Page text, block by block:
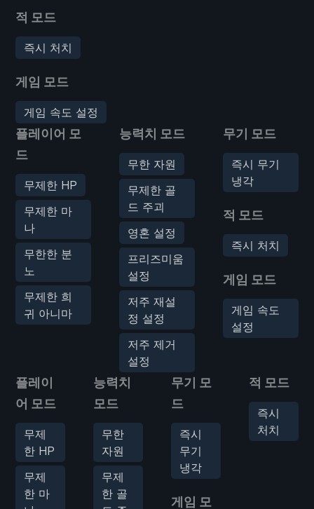
적 모드
즉시 처치
게임 모드
게임 속도 설정
플레이어 모
드
무제한 HP
무제한 마
나
무한한 분
노
무제한 희
귀 아니마
능력치 모드
무한 자원
무제한 골
드 주괴
영혼 설정
프리즈미움
설정
저주 재설
정 설정
저주 제거
설정
무기 모드
즉시 무기
냉각
적 모드
즉시 처치
게임 모드
게임 속도
설정
플레이
어 모드
무제
한 HP
무제
한 마
능력치
모드
무한
자원
무제
한 골
무기 모
드
즉시
무기
냉각
게임 모
적 모드
즉시
처치